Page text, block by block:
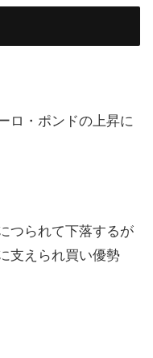
ロ・ポンドの上昇に
つられて下落するが
支えられ買い優勢